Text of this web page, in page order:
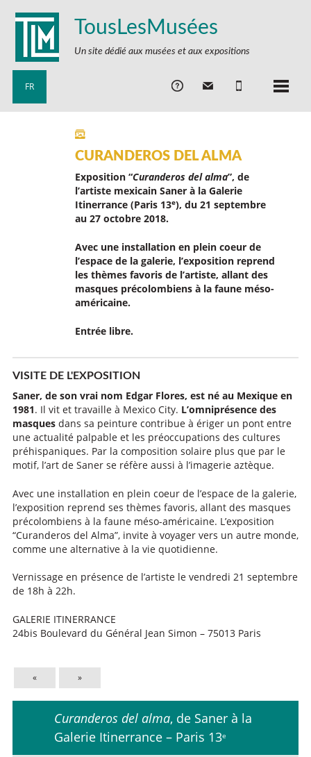
TousLesMusées
Un site dédié aux musées et aux expositions
FR
CURANDEROS DEL ALMA
Exposition “Curanderos del alma”, de
l’artiste mexicain Saner à la Galerie
Itinerrance (Paris 13e), du 21 septembre
au 27 octobre 2018.
Avec une installation en plein coeur de
l’espace de la galerie, l’exposition reprend
les thèmes favoris de l’artiste, allant des
masques précolombiens à la faune méso-
américaine.
Entrée libre.
VISITE DE L'EXPOSITION
Saner, de son vrai nom Edgar Flores, est né au Mexique en
1981. Il vit et travaille à Mexico City. L’omniprésence des
masques dans sa peinture contribue à ériger un pont entre
une actualité palpable et les préoccupations des cultures
préhispaniques. Par la composition solaire plus que par le
motif, l’art de Saner se réfère aussi à l’imagerie aztèque.
Avec une installation en plein coeur de l’espace de la galerie,
l’exposition reprend ses thèmes favoris, allant des masques
précolombiens à la faune méso-américaine. L’exposition
“Curanderos del Alma”, invite à voyager vers un autre monde,
comme une alternative à la vie quotidienne.
Vernissage en présence de l’artiste le vendredi 21 septembre
de 18h à 22h.
GALERIE ITINERRANCE
24bis Boulevard du Général Jean Simon – 75013 Paris
« »
Curanderos del alma, de Saner à la
Galerie Itinerrance – Paris 13e